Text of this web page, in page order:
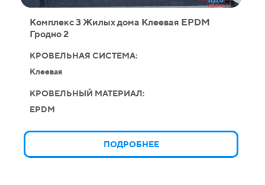
Комплекс 3 Жилых дома Клеевая EPDM
Гродно 2
КРОВЕЛЬНАЯ СИСТЕМА:
Клеевая
КРОВЕЛЬНЫЙ МАТЕРИАЛ:
EPDM
ПОДРОБНЕЕ